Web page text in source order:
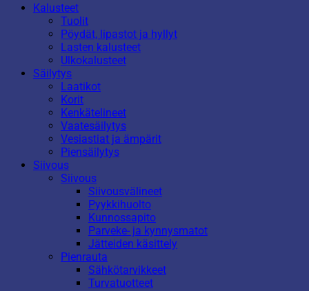
Kalusteet
Tuolit
Pöydät, lipastot ja hyllyt
Lasten kalusteet
Ulkokalusteet
Säilytys
Laatikot
Korit
Kenkätelineet
Vaatesäilytys
Vesiastiat ja ämpärit
Piensäilytys
Siivous
Siivous
Siivousvälineet
Pyykkihuolto
Kunnossapito
Parveke- ja kynnysmatot
Jätteiden käsittely
Pienrauta
Sähkötarvikkeet
Turvatuotteet